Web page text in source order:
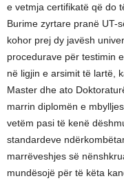
e vetmja certifikatë që do
Burime zyrtare pranë UT-
kohor prej dy javësh
procedurave për testimin
në ligjin e arsimit të lartë,
Master dhe ato
marrin diplomën e
vetëm pasi të kenë
standardeve
marrëveshjes së
mundësojë për të këta